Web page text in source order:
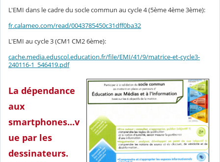
L'EMI dans le cadre du socle commun au cycle 4 (5ème 4ème 3ème):
fr.calameo.com/read/0043785450c31dff0ba32
L'EMI au cycle 3 (CM1 CM2 6ème):
cache.media.eduscol.education.fr/file/EMI/41/9/matrice-et-cycle3-
240116-1_546419.pdf
La dépendance
aux
smartphones...v
ue par les
dessinateurs.